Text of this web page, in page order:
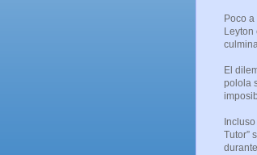
Poco
El
polola
Tutor”